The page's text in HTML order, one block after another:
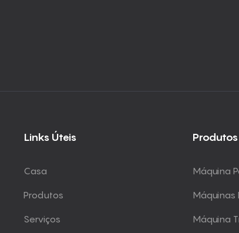
Links Úteis
Casa
Produtos
Serviços
Produtos
Máquina
Máquinas
Máquina